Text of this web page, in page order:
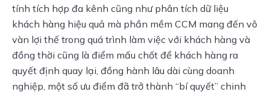
tính tích hợp đa kênh cũng như phân tích dữ liệu
khách hàng hiệu quả mà phần mềm CCM mang đến vô
vàn lợi thế trong quá trình làm việc với khách hàng và
đồng thời cũng là điểm mấu chốt để khách hàng ra
quyết định quay lại, đồng hành lâu dài cùng doanh
nghiệp, một số ưu điểm đã trở thành “bí quyết” chinh